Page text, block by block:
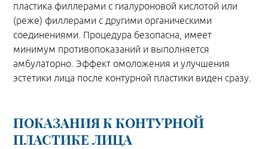
пластика филлерами с гиалуроновой кислотой или
(реже) филлерами с другими органическими
соединениями. Процедура безопасна, имеет
минимум противопоказаний и выполняется
амбулаторно. Эффект омоложения и улучшения
эстетики лица после контурной пластики виден сразу.
ПОКАЗАНИЯ К КОНТУРНОЙ
ПЛАСТИКЕ ЛИЦА